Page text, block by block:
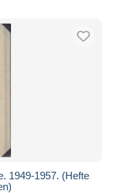
1949-1957. (Hefte